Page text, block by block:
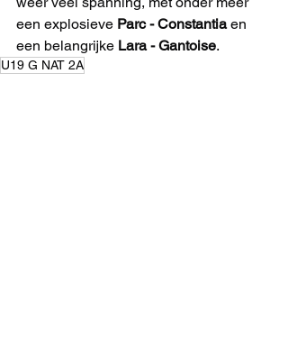
een explosieve Parc - Constantia en
een belangrijke Lara - Gantoise.
U19 G NAT 2A